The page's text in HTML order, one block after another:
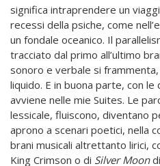
significa intraprendere un
recessi della psiche, come
un fondale oceanico. Il
tracciato dal primo all’ultimo
sonoro e verbale si
liquido. E in buona parte, con
avviene nelle mie Suites. Le
lessicale, fluiscono, diventano
aprono a scenari poetici, nella
brani musicali altrettanto lirici,
King Crimson o di Silver Moondi